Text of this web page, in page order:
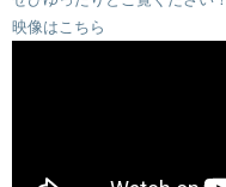
映像はこちら